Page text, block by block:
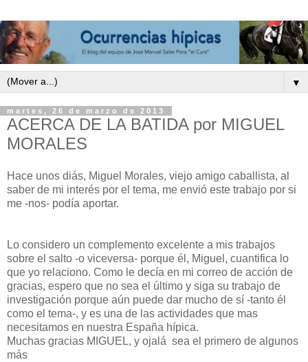
▼
martes, 26 de marzo de 2013
ACERCA DE LA BATIDA por MIGUEL
MORALES
Hace unos diás, Miguel Morales, viejo amigo caballista, al
saber de mi interés por el tema, me envió este trabajo por si
me -nos- podía aportar.
Lo considero un complemento excelente a mis trabajos
sobre el salto -o viceversa- porque él, Miguel, cuantifica lo
que yo relaciono. Como le decía en mi correo de acción de
gracias, espero que no sea el último y siga su trabajo de
investigación porque aún puede dar mucho de sí -tanto él
como el tema-, y es una de las actividades que mas
necesitamos en nuestra España hípica.
Muchas gracias MIGUEL, y ojalá sea el primero de algunos
más